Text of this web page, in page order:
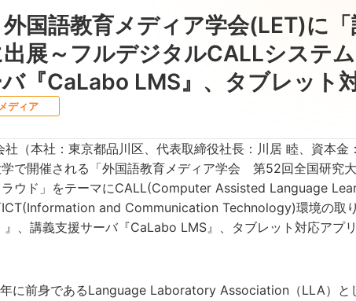
国語教育メディア学会(LET)に
出展～フルデジタルCALLシステ
『CaLabo LMS』、タブレット
メディア
（本社：東京都品川区、代表取締役社長：川居 睦、資本
で開催される「外国語教育メディア学会 第52回全国研究
ラウド」をテーマにCALL(Computer Assisted Language
and Communication Technology)環境の取
』、講義支援サーバ『CaLabo LMS』、タブレット対応アプ
に前身であるLanguage Laboratory Association（LLA）と